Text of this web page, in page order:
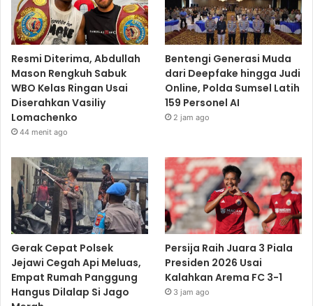
Resmi Diterima, Abdullah
Mason Rengkuh Sabuk
WBO Kelas Ringan Usai
Diserahkan Vasiliy
Lomachenko
44 menit ago
Bentengi Generasi Muda
dari Deepfake hingga Judi
Online, Polda Sumsel Latih
159 Personel AI
2 jam ago
Gerak Cepat Polsek
Jejawi Cegah Api Meluas,
Empat Rumah Panggung
Hangus Dilalap Si Jago
Persija Raih Juara 3 Piala
Presiden 2026 Usai
Kalahkan Arema FC 3-1
3 jam ago